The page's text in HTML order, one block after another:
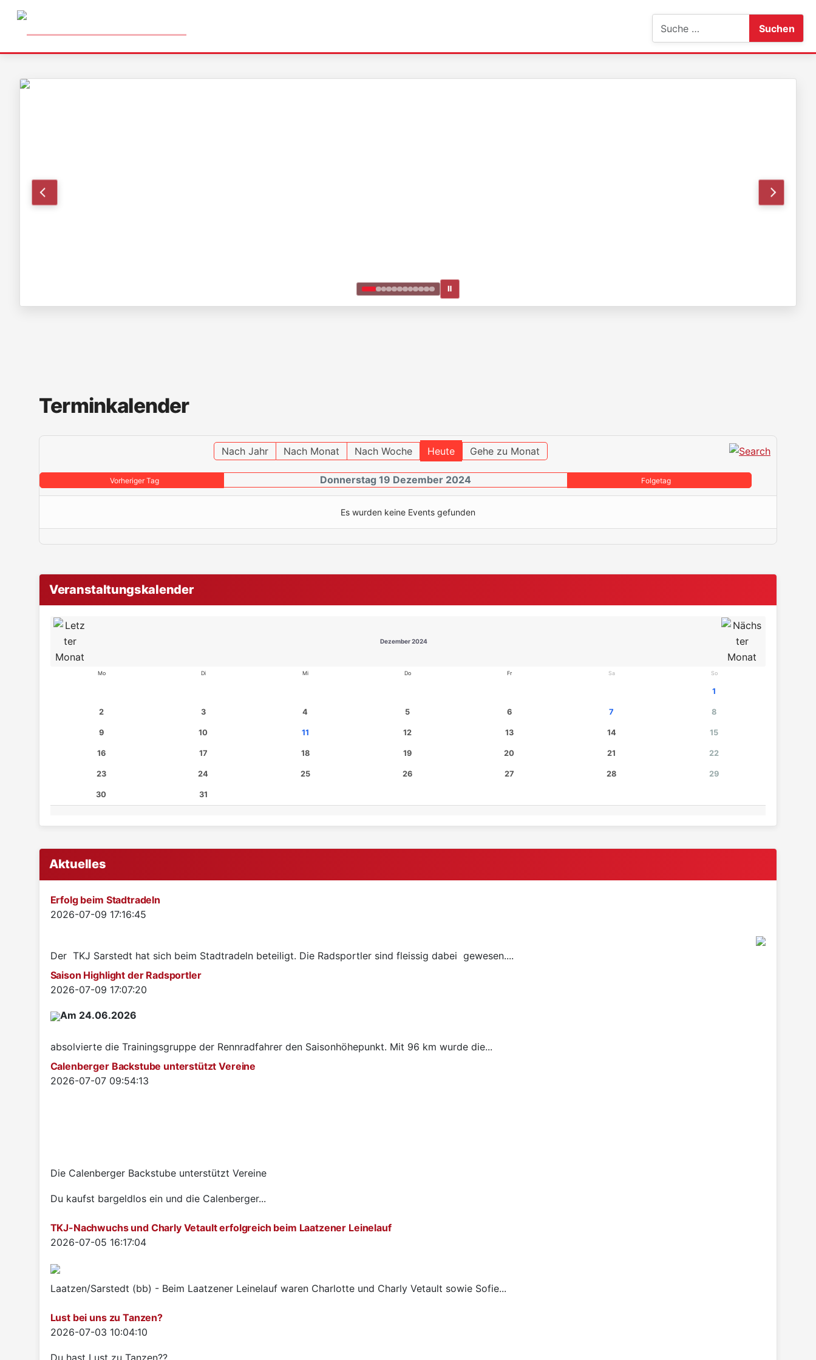
Suchen
Ⅱ
Terminkalender
Nach Jahr Nach Monat Nach Woche Heute Gehe zu Monat
Vorheriger Tag Donnerstag 19 Dezember 2024 Folgetag
Es wurden keine Events gefunden
Veranstaltungskalender
Dezember 2024
Mo Di Mi Do Fr Sa So
1
2 3 4 5 6 7 8
9 10 11 12 13 14 15
16 17 18 19 20 21 22
23 24 25 26 27 28 29
30 31
Aktuelles
Erfolg beim Stadtradeln
Details
2026-07-09 17:16:45
Der TKJ Sarstedt hat sich beim Stadtradeln beteiligt. Die Radsportler sind fleissig dabei gewesen....
Saison Highlight der Radsportler
Details
2026-07-09 17:07:20
Am 24.06.2026
absolvierte die Trainingsgruppe der Rennradfahrer den Saisonhöhepunkt. Mit 96 km wurde die...
Calenberger Backstube unterstützt Vereine
Details
2026-07-07 09:54:13
Die Calenberger Backstube unterstützt Vereine
Du kaufst bargeldlos ein und die Calenberger...
TKJ-Nachwuchs und Charly Vetault erfolgreich beim Laatzener Leinelauf
Details
2026-07-05 16:17:04
Laatzen/Sarstedt (bb) - Beim Laatzener Leinelauf waren Charlotte und Charly Vetault sowie Sofie...
Lust bei uns zu Tanzen?
Details
2026-07-03 10:04:10